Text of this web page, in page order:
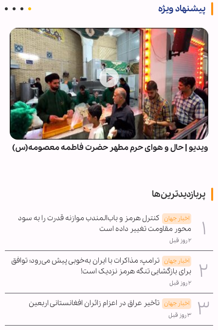
پیشنهاد ویژه
ویدیو | حال و هوای حرم مطهر حضرت فاطمه معصومه(س)
پربازدیدترین‌ها
اخبار جهان کنترل هرمز و باب‌المندب موازنه قدرت را به سود
محور مقاومت تغییر داده است
۲ روز قبل
اخبار جهان ترامپ: مذاکرات با ایران به‌خوبی پیش می‌رود؛ توافق
برای بازگشایی تنگه هرمز نزدیک است!
۲ روز قبل
اخبار جهان تأخیر عراق در اعزام زائران افغانستانی اربعین
۳ روز قبل